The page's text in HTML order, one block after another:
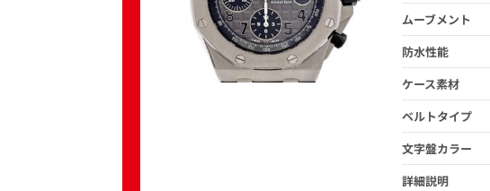
ムーブメント
防水性能
ケース素材
ベルトタイプ
文字盤カラー
詳細説明